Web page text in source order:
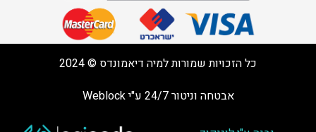
כל הזכויות שמורות למיה דיאמונדס © 2024
אבטחה וניטור 24/7 ע"י Weblock